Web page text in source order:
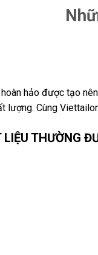
hảo được tạo
lượng. Cùng
LIỆU THƯỜNG